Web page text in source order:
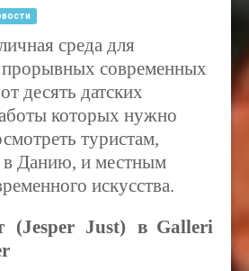
среда для
прорывных современных
десять датских
которых нужно
туристам,
Данию, и местным
искусства.
(Jesper Just) в Galleri